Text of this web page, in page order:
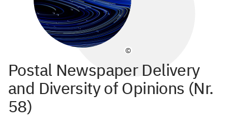
©
Postal Newspaper Delivery
and Diversity of Opinions (Nr.
58)